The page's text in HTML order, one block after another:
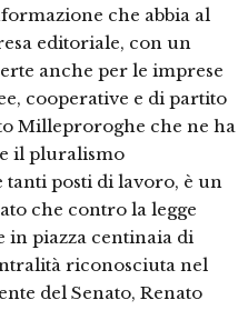
che abbia al
editoriale, con un
anche per le imprese
cooperative e di partito
Milleproroghe che ne ha
il pluralismo
tanti posti di lavoro, è un
che contro la legge
in piazza centinaia di
riconosciuta nel
del Senato, Renato